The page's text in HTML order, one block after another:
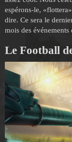
espérons-le,
dire. Ce sera le
mois des événements
Le Football